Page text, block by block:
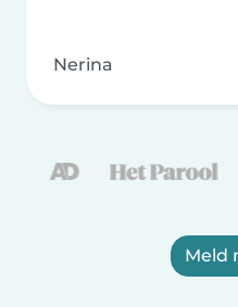
Nerina
Meld